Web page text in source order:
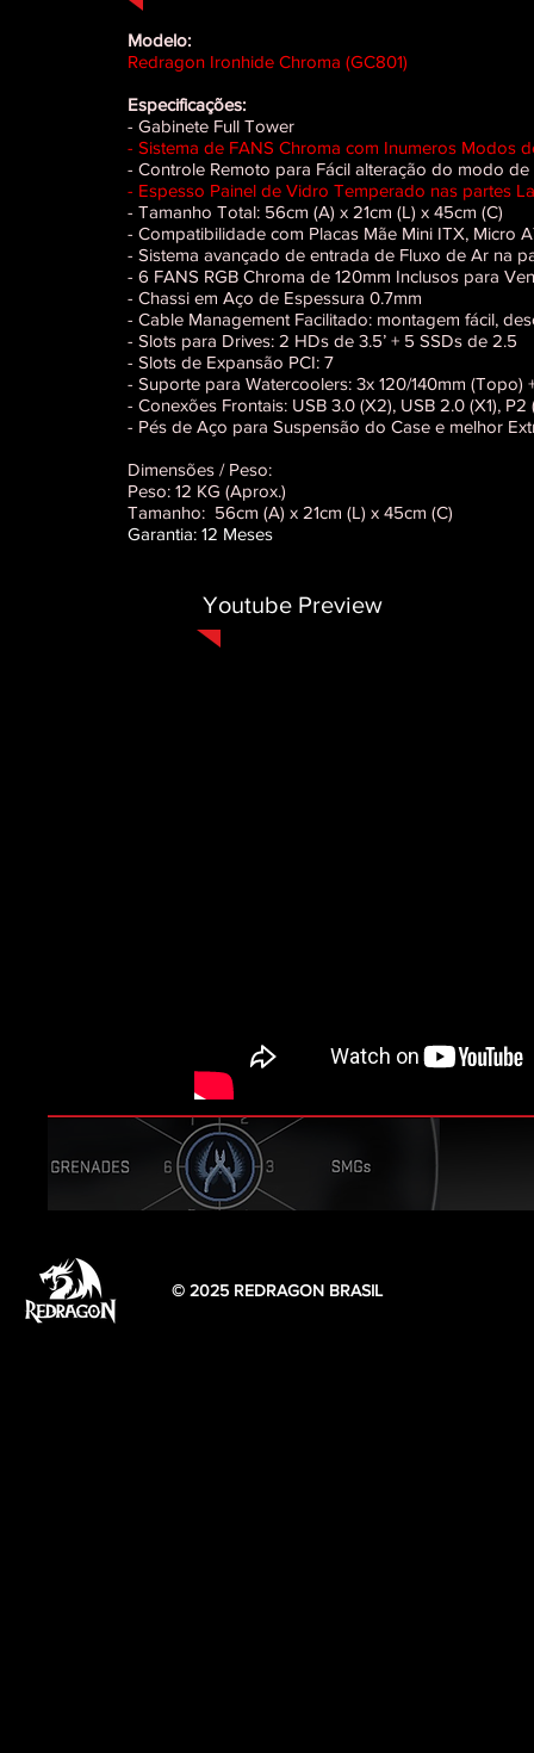
Modelo:
Redragon Ironhide Chroma (GC801)
Especificações:
- Gabinete Full Tower
- Sistema de FANS Chroma com Inumeros Modos
- Controle Remoto para Fácil alteração do modo de
- Espesso Painel de Vidro Temperado nas partes
- Tamanho Total: 56cm (A) x 21cm (L) x 45cm (C)
- Compatibilidade com Placas Mãe Mini ITX, Micro
- Sistema avançado de entrada de Fluxo de Ar na
- 6 FANS RGB Chroma de 120mm Inclusos para
- Chassi em Aço de Espessura 0.7mm
- Cable Management Facilitado: montagem fácil,
- Slots para Drives: 2 HDs de 3.5’ + 5 SSDs de 2.5
- Slots de Expansão PCI: 7
- Suporte para Watercoolers: 3x 120/140mm (Topo)
- Conexões Frontais: USB 3.0 (X2), USB 2.0 (X1), P2
- Pés de Aço para Suspensão do Case e melhor
Dimensões / Peso:
Peso: 12 KG (Aprox.)
Tamanho: 56cm (A) x 21cm (L) x 45cm (C)
Garantia: 12 Meses
Youtube Preview
© 2025 REDRAGON BRASIL